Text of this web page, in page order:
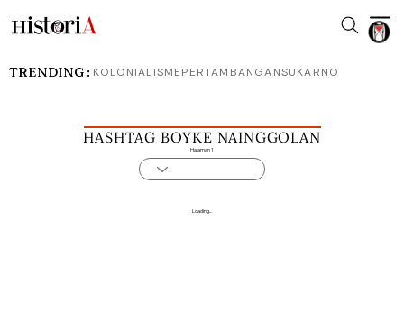
HASHTAG BOYKE NAINGGOLAN
Halaman 1
Loading...
TRENDING : KOLONIALISMEPERTAMBANGANSUKARNO